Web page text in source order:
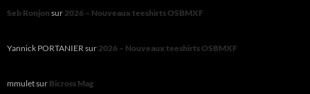
Seb Ronjon sur2026 – Nouveaux teeshirts OSBMXF
Yannick PORTANIERsur2026 – Nouveaux teeshirts OSBMXF
mmuletsur Bicross Mag